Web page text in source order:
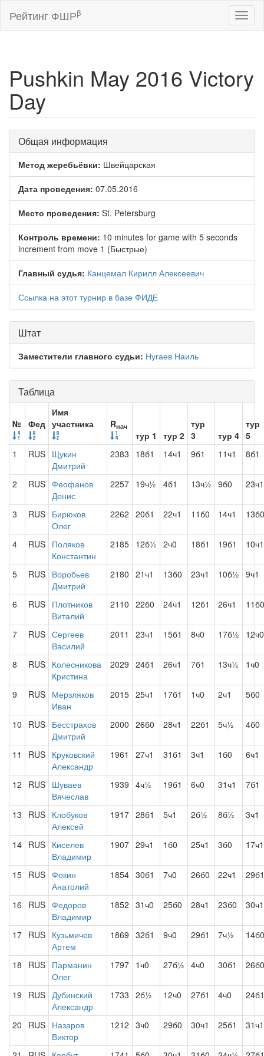
Рейтинг ФШРβ
Pushkin May 2016 Victory
Day
Общая информация
Метод жеребьёвки: Швейцарская
Дата проведения: 07.05.2016
Место проведения: St. Petersburg
Контроль времени: 10 minutes for game with 5 seconds
increment from move 1 (Быстрые)
Главный судья: Канцемал Кирилл Алексеевич
Ссылка на этот турнир в базе ФИДЕ
Штат
Заместители главного судьи: Нугаев Наиль
Таблица
№ Фед
Имя
участника
Rнач
тур 1 тур 2
тур
3
тур 4
тур
5
1
RUS Щукин
Дмитрий
2383 18б1 14ч1 9б1 11ч1 8б1
2 RUS Феофанов
Денис
2257 19ч½ 4б1 13ч½ 9б0 23ч1
3 RUS Бирюков
Олег
2262 20б1 22ч1 11б0 14ч1 13б0
4 RUS Поляков
Константин
2185 12б½ 2ч0 18б1 19б1 10ч1
5 RUS Воробьев
Дмитрий
2180 21ч1 13б0 23ч1 10б½ 9ч1
6 RUS Плотников
Виталий
2110 22б0 24ч1 12б1 26ч1 11б0
7 RUS Сергеев
Василий
2011 23ч1 15б1 8ч0 17б½ 12ч0
8 RUS Колесникова
Кристина
2029 24б1 26ч1 7б1 13ч½ 1ч0
9 RUS Мерзляков
Иван
2015 25ч1 17б1 1ч0 2ч1 5б0
10 RUS Бесстрахов
Дмитрий
2000 26б0 28ч1 22б1 5ч½ 4б0
11 RUS Круковский
Александр
1961 27ч1 31б1 3ч1 1б0 6ч1
12 RUS Шуваев
Вячеслав
1939 4ч½ 19б1 6ч0 31ч1 7б1
13 RUS Клобуков
Алексей
1917 28б1 5ч1 2б½ 8б½ 3ч1
14 RUS Киселев
Владимир
1907 29ч1 1б0 25ч1 3б0 17ч1
15 RUS Фокин
Анатолий
1854 30б1 7ч0 26б0 22ч1 29б1
16 RUS Федоров
Владимир
1852 31ч0 25б0 28ч1 23б0 30ч1
17 RUS Кузьмичев
Артем
1869 32б1 9ч0 29б1 7ч½ 14б0
18 RUS Парманин
Олег
1797 1ч0 27б½ 4ч0 30б1 26б0
19 RUS Дубинский
Александр
1733 2б½ 12ч0 27б1 4ч0 24б1
20 RUS Назаров
Виктор
1212 3ч0 29б0 30ч1 25б1 31ч1